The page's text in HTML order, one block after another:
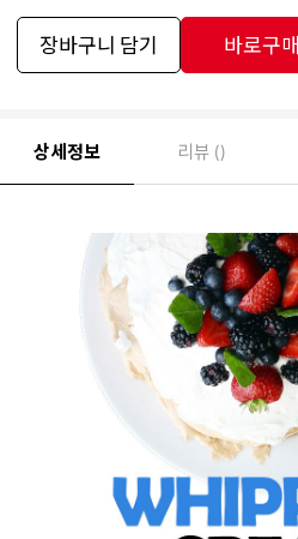
장바구니 담기 바로구매
상세정보 리뷰 ()